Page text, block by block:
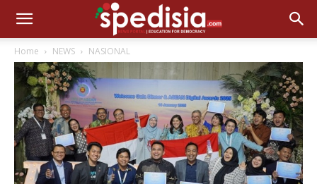
Home NEWS NASIONAL